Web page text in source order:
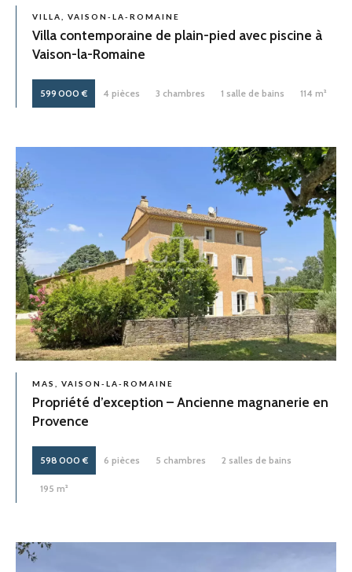
VILLA, VAISON-LA-ROMAINE
Villa contemporaine de plain-pied avec piscine à
Vaison-la-Romaine
599 000 € 4 pièces 3 chambres 1 salle de bains 114 m²
MAS, VAISON-LA-ROMAINE
Propriété d’exception – Ancienne magnanerie en
Provence
598 000 € 6 pièces 5 chambres 2 salles de bains
195 m²